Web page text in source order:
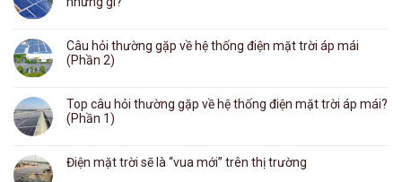
Câu hỏi thường gặp về hệ thống điện mặt trời áp mái
(Phần 2)
Top câu hỏi thường gặp về hệ thống điện mặt trời áp mái?
(Phần 1)
Điện mặt trời sẽ là “vua mới” trên thị trường